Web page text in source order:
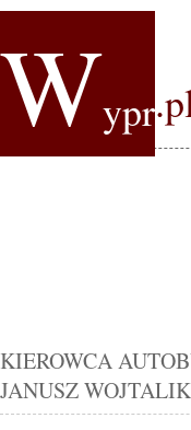
Wypr
KIEROWCA
JANUSZ WOJTALIK